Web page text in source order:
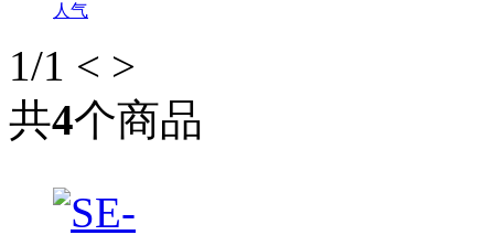
人气
1/1 < >
共4个商品